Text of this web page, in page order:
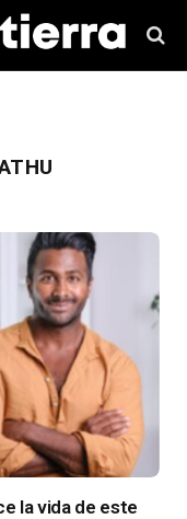
la vida de este